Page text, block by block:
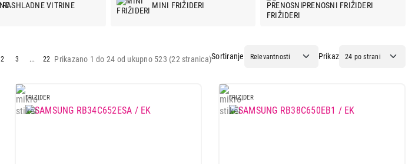
RASHLADNE VITRINE MINI FRIŽIDERI PRENOSNI FRIŽIDERI
Sortiranje Prikaz
Prikazano 1 do 24 od ukupno 523 (22 stranica)
2 3 ... 22
FRIZIDER FRIZIDER